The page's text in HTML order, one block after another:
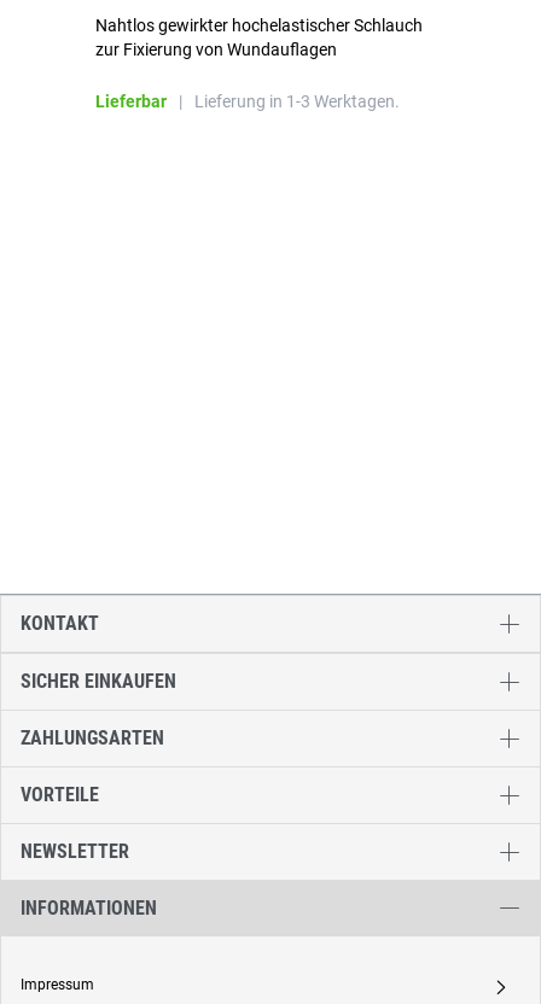
Nahtlos gewirkter hochelastischer Schlauch
zur Fixierung von Wundauflagen
Lieferbar | Lieferung in 1-3 Werktagen.
SICHER EINKAUFEN
ZAHLUNGSARTEN
VORTEILE
NEWSLETTER
INFORMATIONEN
Impressum A
KONTAKT